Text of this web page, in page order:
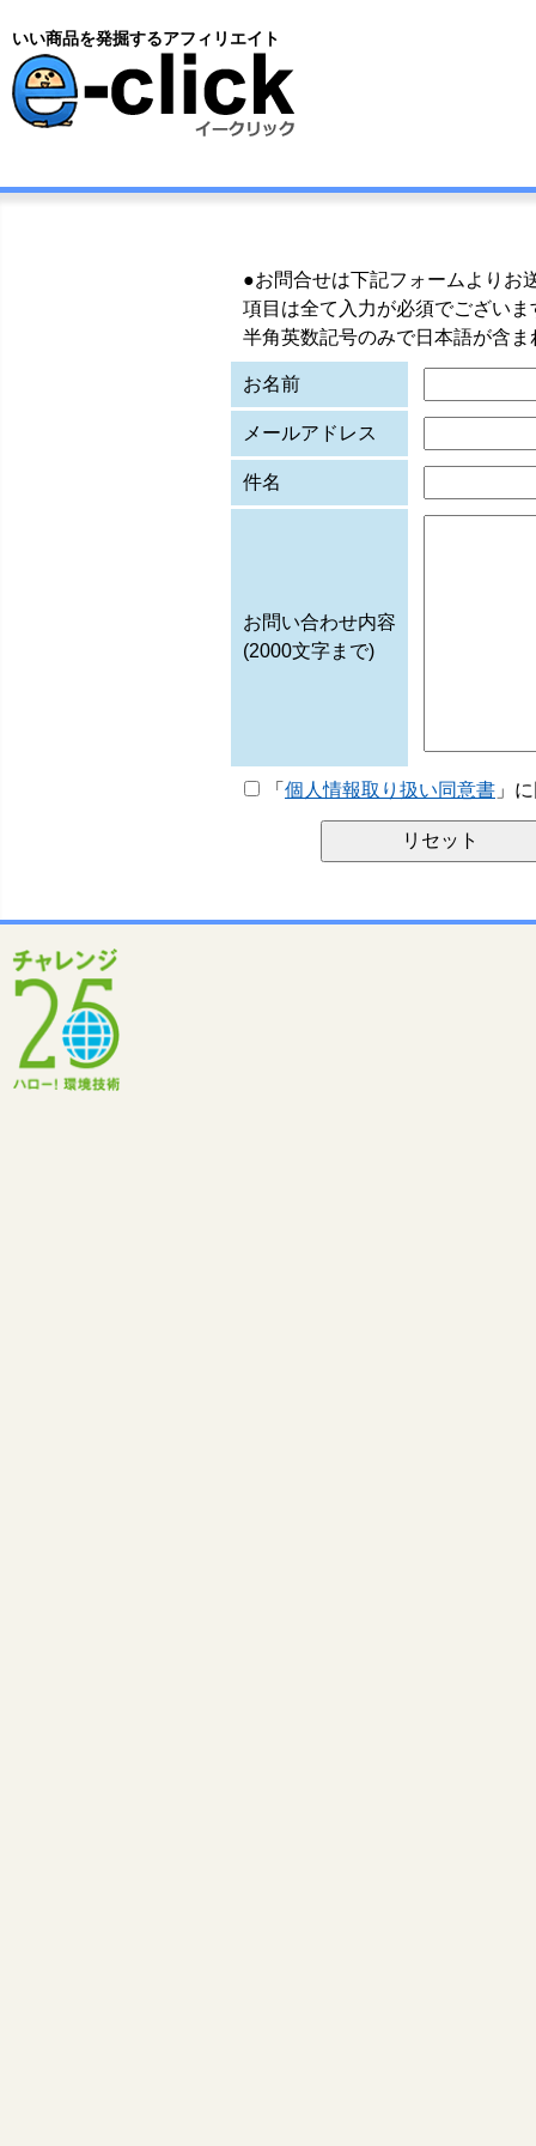
いい商品を発掘するアフィリエイト
●お問合せは下記フォームよりお
項目は全て入力が必須でございま
半角英数記号のみで日本語が含
お名前
メールアドレス
件名
お問い合わせ内容
(2000文字まで)
「 個人情報取り扱い同意書 」